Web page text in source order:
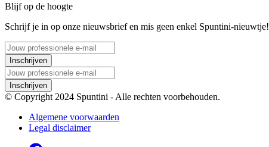
Blijf op de hoogte
Schrijf je in op onze nieuwsbrief en mis geen enkel Spuntini-nieuwtje!
Inschrijven
Inschrijven
© Copyright 2024 Spuntini - Alle rechten voorbehouden.
Algemene voorwaarden
Legal disclaimer